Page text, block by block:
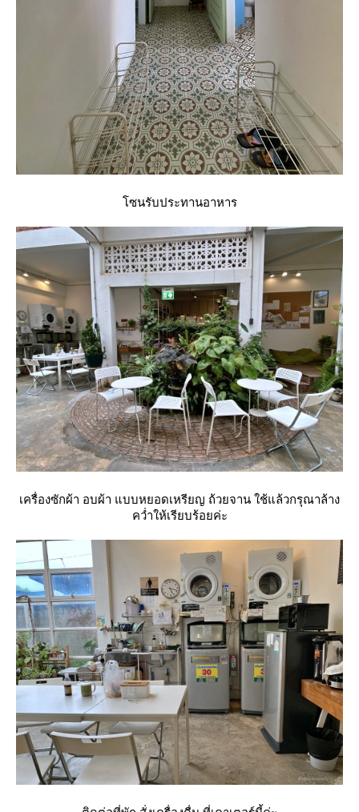
ซนรับประทานอาหาร
เครื่องซักผ้า อบผ้า แบบหยอดเหรียญ ถ้วยจาน ใช้แล้วกรุณาล้าง
คว่ำให้เรียบร้อยค่ะ